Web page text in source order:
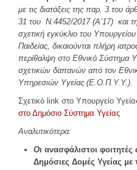
ΕΣΤΙΑΤΌΡΙΑ
ΦΟΙΤΗΤΙΚΉ ΖΩΉ
Αθλητισμός
Φοιτητικό Κέντρο
ΚΕ.ΨΥ.ΣΥ
Συνήγορος του φοιτητή
Απασχόληση & Σταδιοδρομία
Διάφορα χρήσιμα
με τις διατάξεις της παρ. 3 του
31 του Ν.4452/2017 (Α’17) και
σχετική εγκύκλιο του Υπουργείου
Παιδείας, δικαιούνται πλήρη
περίθαλψη στο Εθνικό Σύστημα
σχετικών δαπανών από τον
Υπηρεσιών Υγείας (Ε.Ο.Π.Υ.Υ.).
Σχετικό link στο Υπουργείο
στο Δημόσιο Σύστημα Υγείας
Αναλυτικότερα:
Οι ανασφάλιστοι
Δημόσιες Δομές Υγείας